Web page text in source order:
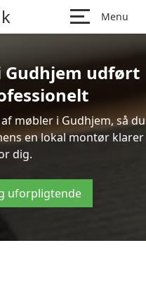
Menu
Gudhjem udført
møbler i Gudhjem, så du
en lokal montør klarer
dig.
uforpligtende